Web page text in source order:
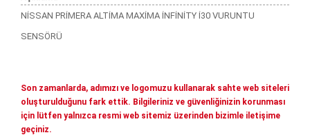
Mitsubishi Yedek Parçaları
Nissan - İnfiniti yedek parçaları
Daihatsu yedek parçalari
Haberler
© COPYRIGHT 2026. ÖNERLER OTOMOTIV
NİSSAN PRİMERA ALTİMA MAXİMA İNFİNİTY İ30 VURUNTU
SENSÖRÜ
Son zamanlarda, adımızı ve logomuzu kullanarak sahte web siteleri
oluşturulduğunu fark ettik. Bilgileriniz ve güvenliğinizin korunması
için lütfen yalnızca resmi web sitemiz üzerinden bizimle iletişime
geçiniz.